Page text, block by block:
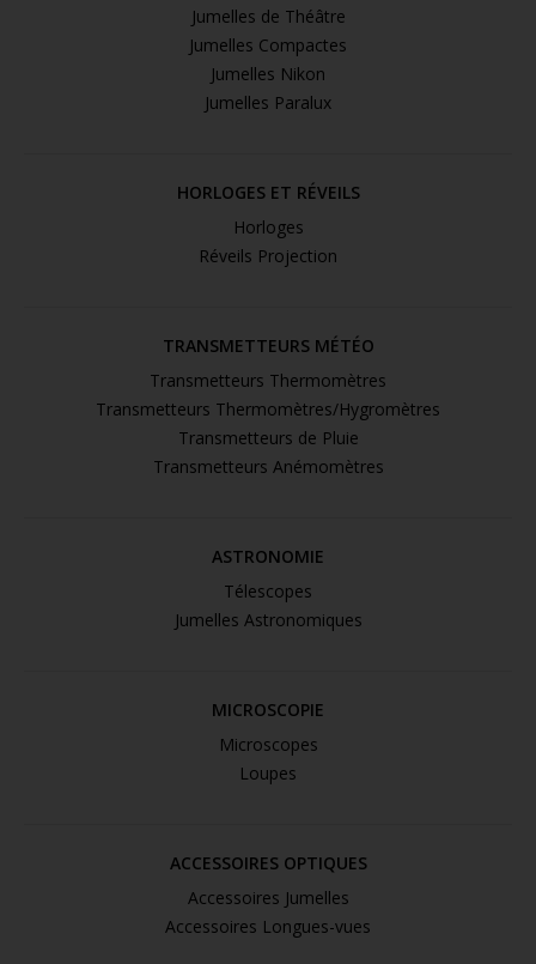
Jumelles de Théâtre
Jumelles Compactes
Jumelles Nikon
Jumelles Paralux
HORLOGES ET RÉVEILS
Horloges
Réveils Projection
TRANSMETTEURS MÉTÉO
Transmetteurs Thermomètres
Transmetteurs Thermomètres/Hygromètres
Transmetteurs de Pluie
Transmetteurs Anémomètres
ASTRONOMIE
Télescopes
Jumelles Astronomiques
MICROSCOPIE
Microscopes
Loupes
ACCESSOIRES OPTIQUES
Accessoires Jumelles
Accessoires Longues-vues